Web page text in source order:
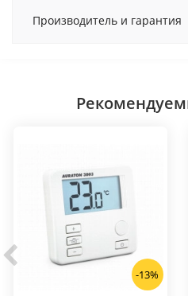
Производитель и гарантия
-13%